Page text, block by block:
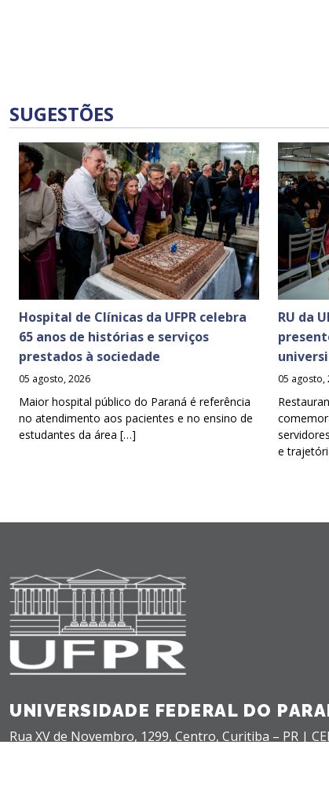
SUGESTÕES
Hospital de Clínicas da UFPR celebra
65 anos de histórias e serviços
prestados à sociedade
05 agosto, 2026
Maior hospital público do Paraná é referência
no atendimento aos pacientes e no ensino de
estudantes da área […]
RU da
05 agosto,
e
UNIVERSIDADE FEDERAL DO
Rua XV de Novembro, 1299, Centro, Curitiba – PR |